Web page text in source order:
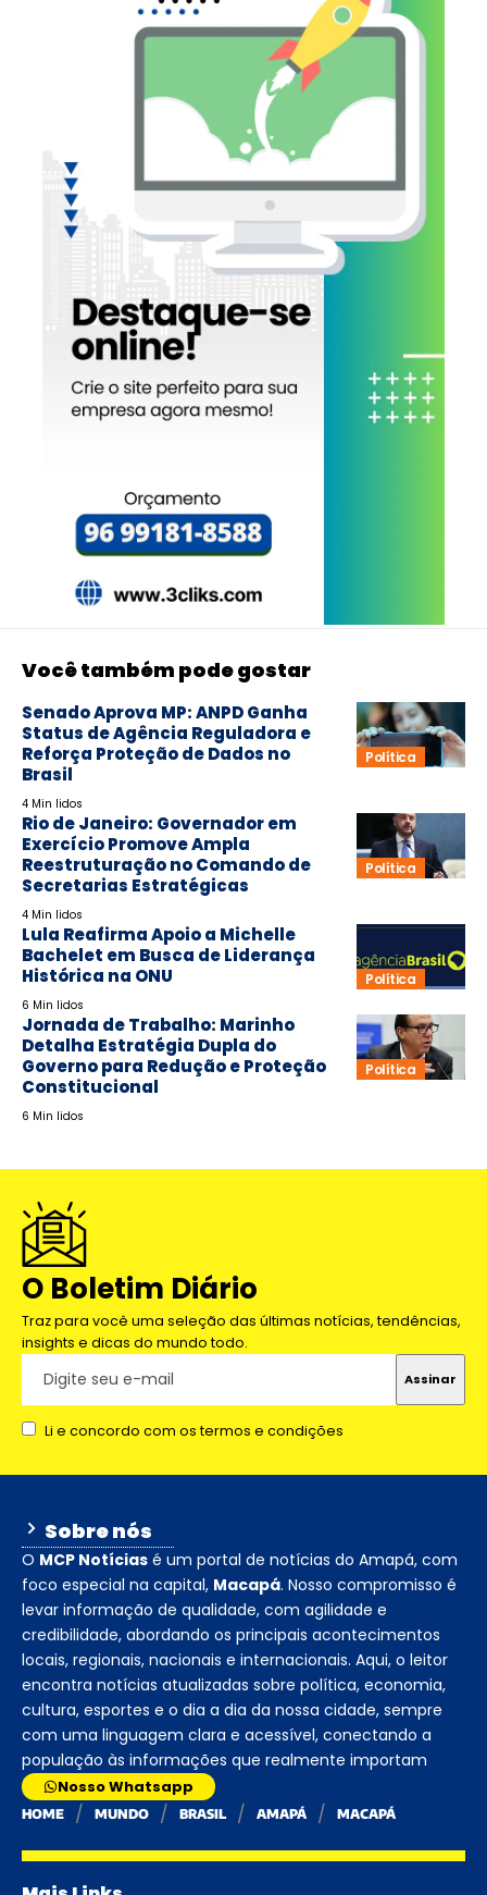
Você também pode gostar
Política
Senado Aprova MP: ANPD Ganha
Status de Agência Reguladora e
Reforça Proteção de Dados no
Brasil
4 Min lidos
Política
Rio de Janeiro: Governador em
Exercício Promove Ampla
Reestruturação no Comando de
Secretarias Estratégicas
4 Min lidos
Política
Lula Reafirma Apoio a Michelle
Bachelet em Busca de Liderança
Histórica na ONU
6 Min lidos
Política
Jornada de Trabalho: Marinho
Detalha Estratégia Dupla do
Governo para Redução e Proteção
Constitucional
6 Min lidos
O Boletim Diário
Traz para você uma seleção das últimas notícias, tendências,
insights e dicas do mundo todo.
Li e concordo com os termos e condições
Sobre nós
O MCP Notícias é um portal de notícias do Amapá, com
foco especial na capital, Macapá. Nosso compromisso é
levar informação de qualidade, com agilidade e
credibilidade, abordando os principais acontecimentos
locais, regionais, nacionais e internacionais. Aqui, o leitor
encontra notícias atualizadas sobre política, economia,
cultura, esportes e o dia a dia da nossa cidade, sempre
com uma linguagem clara e acessível, conectando a
população às informações que realmente importam
Nosso Whatsapp
HOME MUNDO BRASIL AMAPÁ MACAPÁ